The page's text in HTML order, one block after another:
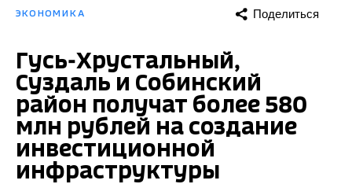
ЭКОНОМИКА Поделиться
Гусь-Хрустальный,
Суздаль и Собинский
район получат более 580
млн рублей на создание
инвестиционной
инфраструктуры